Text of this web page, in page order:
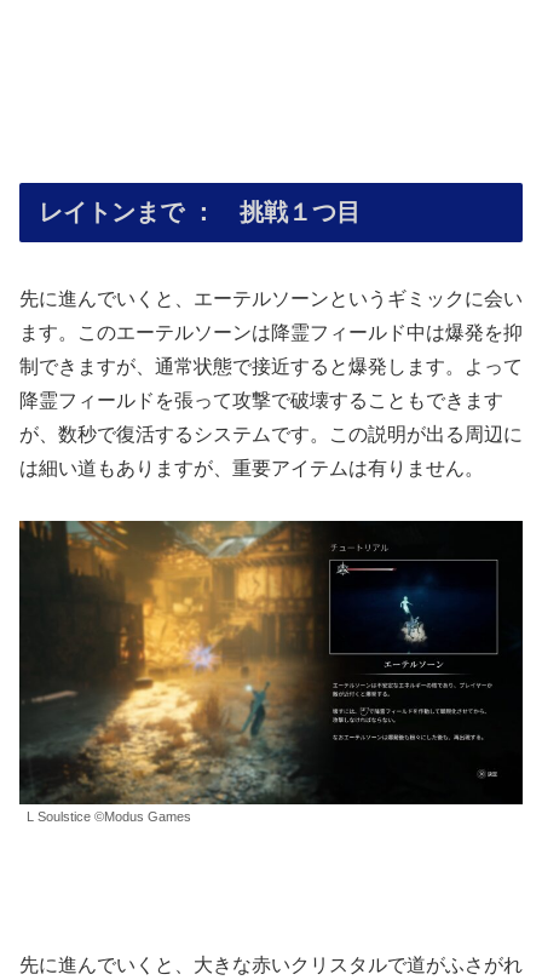
レイトンまで ： 挑戦１つ目
先に進んでいくと、エーテルソーンというギミックに会い
ます。このエーテルソーンは降霊フィールド中は爆発を抑
制できますが、通常状態で接近すると爆発します。よって
降霊フィールドを張って攻撃で破壊することもできます
が、数秒で復活するシステムです。この説明が出る周辺に
は細い道もありますが、重要アイテムは有りません。
L Soulstice ©Modus Games
先に進んでいくと、大きな赤いクリスタルで道がふさがれ